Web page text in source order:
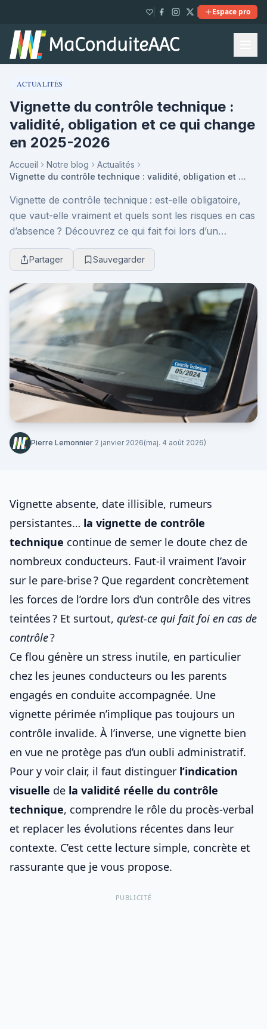
Espace pro
ACTUALITÉS
Vignette du contrôle technique :
validité, obligation et ce qui change
en 2025-2026
Accueil Notre blog
Actualités
Vignette du contrôle technique : validité, obligation et ce qui change en 2025-2026
Vignette de contrôle technique : est-elle obligatoire,
que vaut-elle vraiment et quels sont les risques en cas
d’absence ? Découvrez ce qui fait foi lors d’un
contrôle routier et ce qui change réellem...
Partager Sauvegarder
Pierre Lemonnier·2 janvier 2026(maj. 4 août 2026)
Vignette absente, date illisible, rumeurs
persistantes… la vignette de contrôle
technique continue de semer le doute chez de
nombreux conducteurs. Faut-il vraiment l’avoir
sur le pare-brise ? Que regardent concrètement
les forces de l’ordre lors d’un contrôle des vitres
teintées? Et surtout, qu’est-ce qui fait foi en cas de
contrôle?
Ce flou génère un stress inutile, en particulier
chez les jeunes conducteurs ou les parents
engagés en conduite accompagnée. Une
vignette périmée n’implique pas toujours un
contrôle invalide. À l’inverse, une vignette bien
en vue ne protège pas d’un oubli administratif.
Pour y voir clair, il faut distinguer l’indication
visuelle de la validité réelle du contrôle
technique, comprendre le rôle du procès-verbal
et replacer les évolutions récentes dans leur
contexte. C’est cette lecture simple, concrète et
rassurante que je vous propose.
PUBLICITÉ